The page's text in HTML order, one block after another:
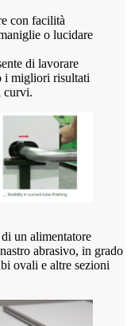
con facilità
o lucidare
di lavorare
i migliori risultati
curvi.
un alimentatore
abrasivo, in grado
ovali e altre sezioni